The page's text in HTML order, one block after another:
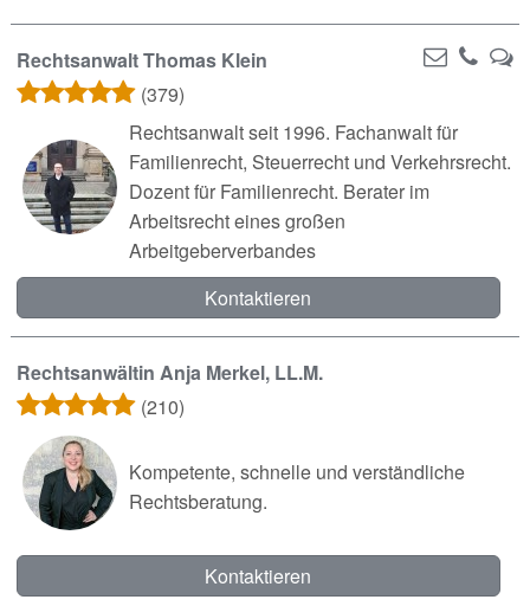
Rechtsanwalt Thomas Klein
(379)
Rechtsanwalt seit 1996. Fachanwalt für
Familienrecht, Steuerrecht und Verkehrsrecht.
Dozent für Familienrecht. Berater im
Arbeitsrecht eines großen
Arbeitgeberverbandes
Kontaktieren
Rechtsanwältin Anja Merkel, LL.M.
(210)
Kompetente, schnelle und verständliche
Rechtsberatung.
Kontaktieren